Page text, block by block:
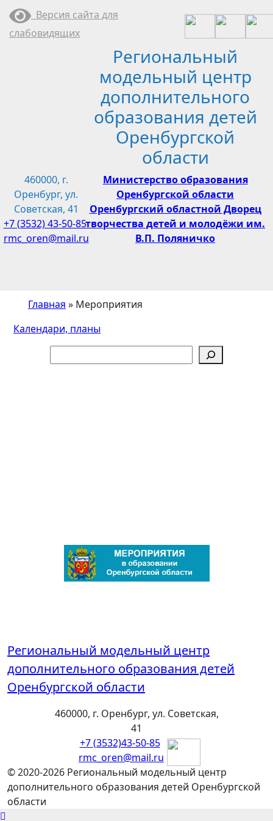
Перейти
содержимому
Версия сайта для
слабовидящих
Региональный
модельный центр
дополнительного
образования детей
Оренбургской
области
460000, г.
Оренбург, ул.
Советская, 41
+7 (3532) 43-50-85
rmc_oren@mail.ru
Министерство образования
Оренбургской области
Оренбургский областной Дворец
творчества детей и молодёжи им.
В.П. Поляничко
Главная » Мероприятия
Календари, планы
Региональный модельный центр
дополнительного образования детей
Оренбургской области
460000, г. Оренбург, ул. Советская,
41
+7 (3532)43-50-85
rmc_oren@mail.ru
© 2020-2026 Региональный модельный центр
дополнительного образования детей Оренбургской
области